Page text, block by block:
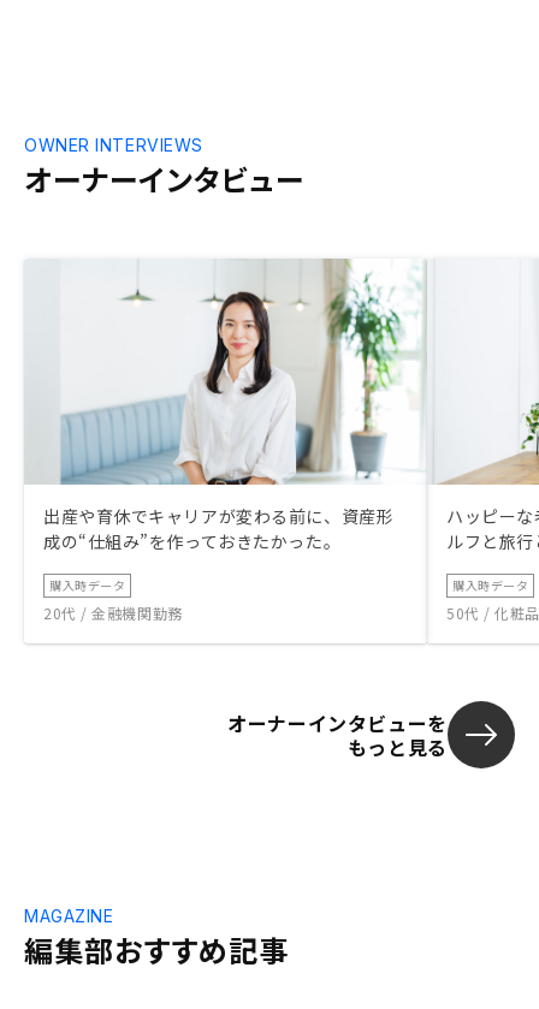
オーナーインタビュー
OWNER INTERVIEWS
出産や育休でキャリアが変わる前に、資産形
成の“仕組み”を作っておきたかった。
購入時データ
20代 / 金融機関勤務
ハッピー
ルフと旅
購入時データ
50代 / 化粧
オーナーインタビューを
もっと見る
編集部おすすめ記事
MAGAZINE